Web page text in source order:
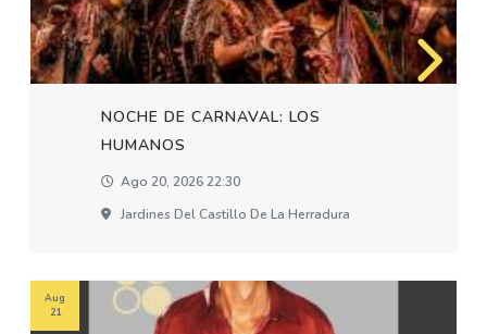
NOCHE DE CARNAVAL: LOS
HUMANOS
Ago 20, 2026 22:30
Jardines Del Castillo De La Herradura
Aug
21